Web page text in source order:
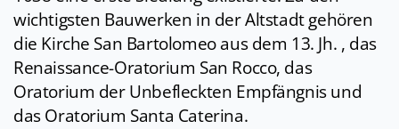
wichtigsten Bauwerken in der Altstadt gehören
die Kirche San Bartolomeo aus dem 13. Jh. , das
Renaissance-Oratorium San Rocco, das
Oratorium der Unbefleckten Empfängnis und
das Oratorium Santa Caterina.